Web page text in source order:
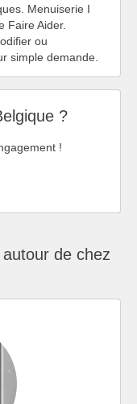
Menuiserie I
Faire Aider.
ou
simple demande.
?
!
de chez